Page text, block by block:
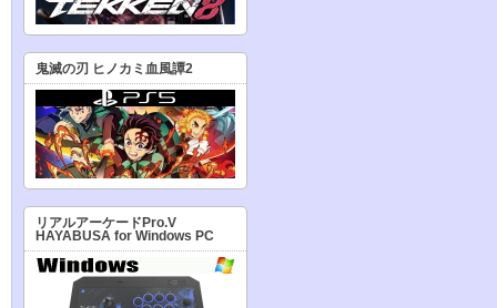
鬼滅の刃 ヒノカミ血風譚2
リアルアーケードPro.V
HAYABUSA for Windows PC